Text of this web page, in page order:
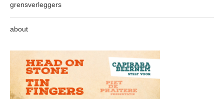
grensverleggers
about